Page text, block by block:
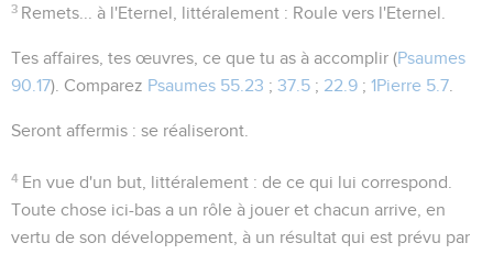
3 Remets... à l'Eternel , littéralement : Roule vers l'Eternel
Tes affaires , tes œuvres, ce que tu as à accomplir (Psaumes
90.17). Comparez Psaumes 55.23 ; 37.5 ; 22.9 ; 1Pierre 5.7
Seront affermis : se réaliseront.
4 En vue d'un but , littéralement : de ce qui lui correspond
Toute chose ici-bas a un rôle à jouer et chacun arrive, en
vertu de son développement, à un résultat qui est prévu par